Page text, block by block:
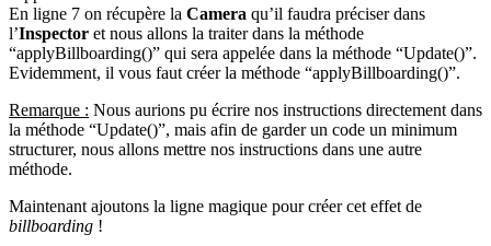
En ligne 7 on récupère la Camera qu’il faudra préciser dans
l’Inspector et nous allons la traiter dans la méthode
“applyBillboarding()” qui sera appelée dans la méthode “Update()”.
Evidemment, il vous faut créer la méthode “applyBillboarding()”.
Remarque : Nous aurions pu écrire nos instructions directement dans
la méthode “Update()”, mais afin de garder un code un minimum
structurer, nous allons mettre nos instructions dans une autre
méthode.
Maintenant ajoutons la ligne magique pour créer cet effet de
billboarding !